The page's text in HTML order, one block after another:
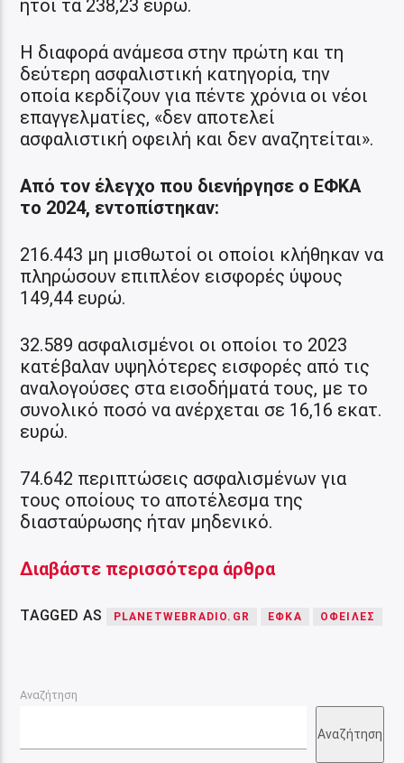
ήτοι τα 238,23 ευρώ.
Η διαφορά ανάμεσα στην πρώτη και τη
δεύτερη ασφαλιστική κατηγορία, την
οποία κερδίζουν για πέντε χρόνια οι νέοι
επαγγελματίες, «δεν αποτελεί
ασφαλιστική οφειλή και δεν αναζητείται».
Από τον έλεγχο που διενήργησε ο ΕΦΚΑ
το 2024, εντοπίστηκαν:
216.443 μη μισθωτοί οι οποίοι κλήθηκαν να
πληρώσουν επιπλέον εισφορές ύψους
149,44 ευρώ.
32.589 ασφαλισμένοι οι οποίοι το 2023
κατέβαλαν υψηλότερες εισφορές από τις
αναλογούσες στα εισοδήματά τους, με το
συνολικό ποσό να ανέρχεται σε 16,16 εκατ.
ευρώ.
74.642 περιπτώσεις ασφαλισμένων για
τους οποίους το αποτέλεσμα της
διασταύρωσης ήταν μηδενικό.
Διαβάστε περισσότερα άρθρα
TAGGED AS PLANETWEBRADIO.GR ΕΦΚΑ ΟΦΕΙΛΕΣ
Αναζήτηση
Αναζήτηση